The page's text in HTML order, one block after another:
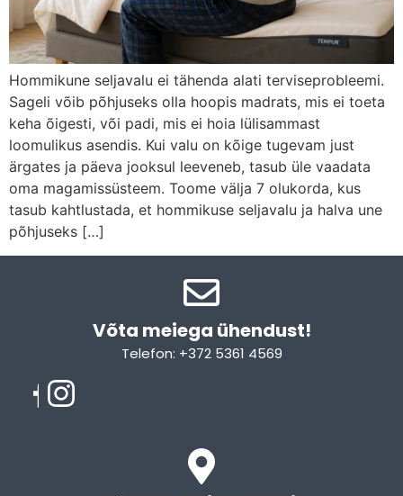
Hommikune seljavalu ei tähenda alati terviseprobleemi.
Sageli võib põhjuseks olla hoopis madrats, mis ei toeta
keha õigesti, või padi, mis ei hoia lülisammast
loomulikus asendis. Kui valu on kõige tugevam just
ärgates ja päeva jooksul leeveneb, tasub üle vaadata
oma magamissüsteem. Toome välja 7 olukorda, kus
tasub kahtlustada, et hommikuse seljavalu ja halva une
põhjuseks […]
Võta meiega ühendust!​
Telefon: +372 5361 4569